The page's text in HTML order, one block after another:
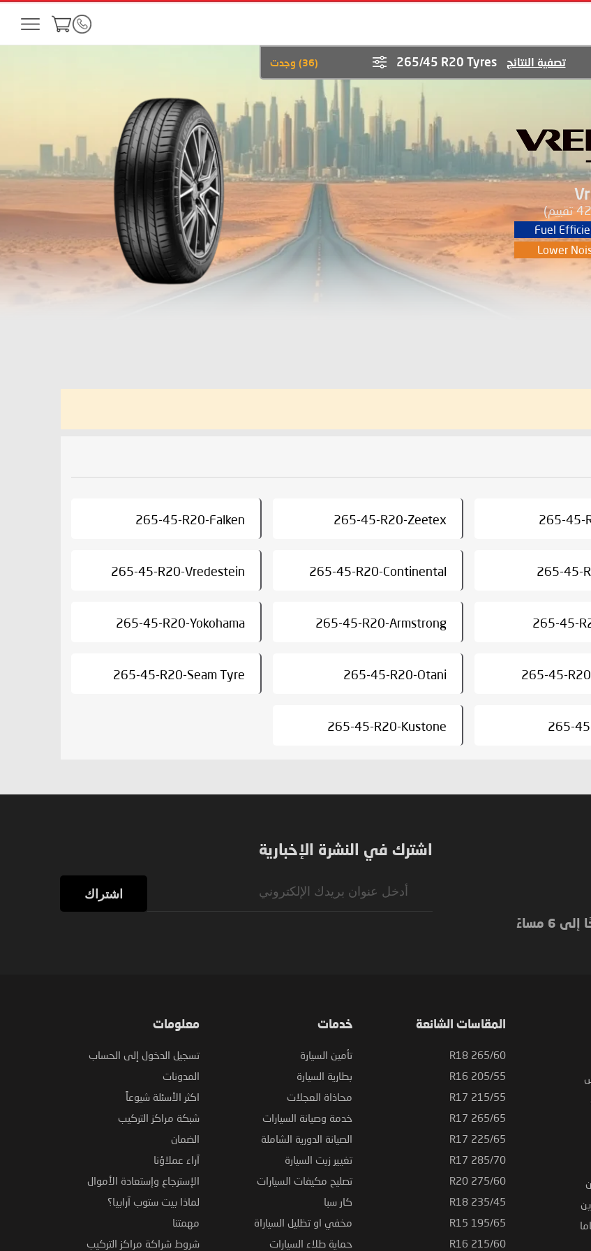
Fuel
Lower
(
36
) وجدت تصفية النتائج 265/45 R20 Tyres
265-45-
265-45-R20-Zeetex
265-45-R20-Falken
265-45-
265-45-R20-Continental
265-45-R20-Vredestein
265-45-
265-45-R20-Armstrong
265-45-R20-Yokohama
265-45-
265-45-R20-Otani
265-45-R20-Seam Tyre
265-
265-45-R20-Kustone
اشترك في النشرة الإخبارية
اشتراك
المقاسات الشائعة
265/60 R18
205/55 R16
215/55 R17
265/65 R17
225/65 R17
285/70 R17
275/60 R20
235/45 R18
195/65 R15
215/60 R16
خدمات
تأمين السيارة
بطارية السيارة
محاذاة العجلات
خدمة وصيانة السيارات
الصيانة الدورية الشاملة
تغيير زيت السيارة
تصليح مكيفات السيارات
كار سبا
مخفي او تظليل السياراة
حماية طلاء السيارات
معلومات
تسجيل الدخول إلى الحساب
المدونات
اكثر الأسئلة شيوعاً
شبكة مراكز التركيب
الضمان
آراء عملاؤنا
الإسترجاع وإستعادة الأموال
لماذا بيت ستوب آرابيا؟
مهمتنا
شروط شراكة مراكز التركيب